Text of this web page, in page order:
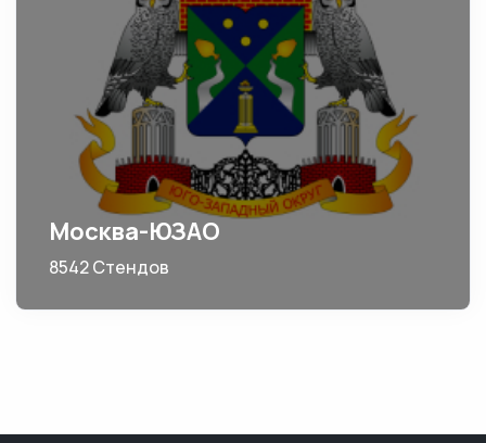
Москва-ЮЗАО
8542 Стендов